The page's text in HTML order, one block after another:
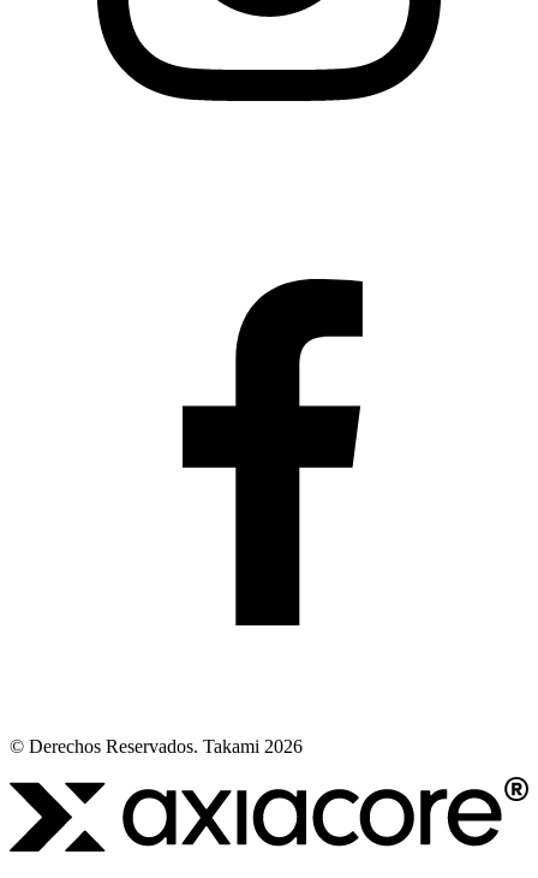
© Derechos Reservados. Takami 2026